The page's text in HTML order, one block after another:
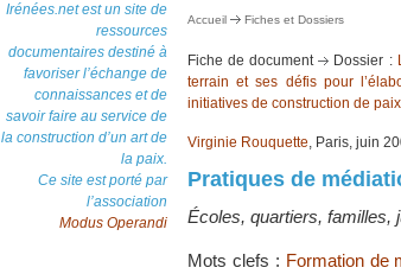
Irénées.net est un site de
ressources
documentaires destiné à
favoriser l’échange de
connaissances et de
savoir faire au service de
la construction d’un art de
la paix.
Ce site est porté par
l’association
Modus Operandi
Accueil Fiches et Dossiers
Fiche de document Dossier :
terrain et ses défis pour
initiatives de construction de
Virginie Rouquette, Paris, juin
Pratiques de
Écoles, quartiers, familles,
Mots clefs : Formation de